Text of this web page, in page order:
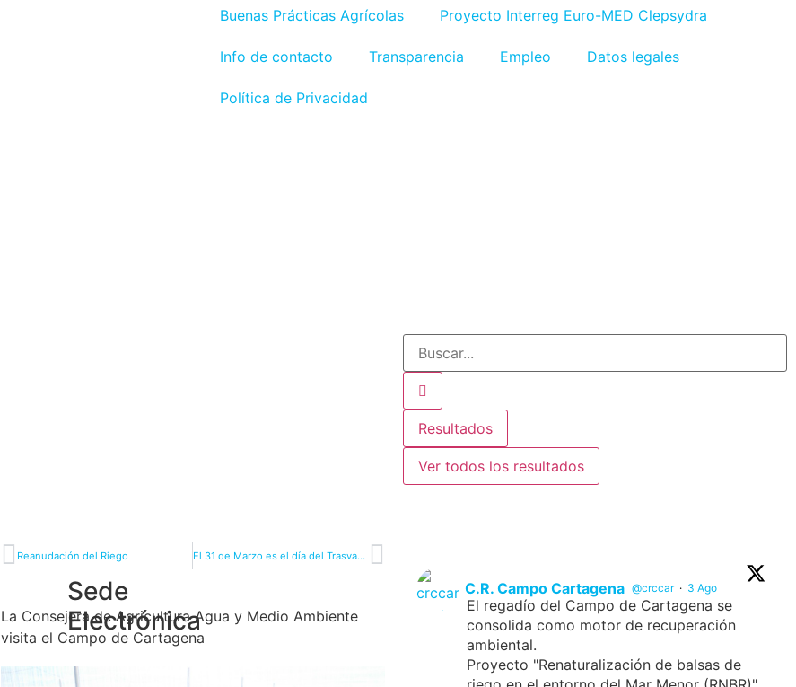
Buenas Prácticas Agrícolas Proyecto Interreg Euro-MED Clepsydra
Info de contacto Transparencia Empleo Datos legales
Política de Privacidad
Resultados
Ver todos los resultados
Sede
Electrónica
Reanudación del Riego El 31 de Marzo es el día del Trasvase Tajo-Segura
La Consejera de Agricultura Agua y Medio Ambiente
visita el Campo de Cartagena
C.R. Campo Cartagena @crccar · 3 Ago
El regadío del Campo de Cartagena se
consolida como motor de recuperación
ambiental.
Proyecto "Renaturalización de balsas de